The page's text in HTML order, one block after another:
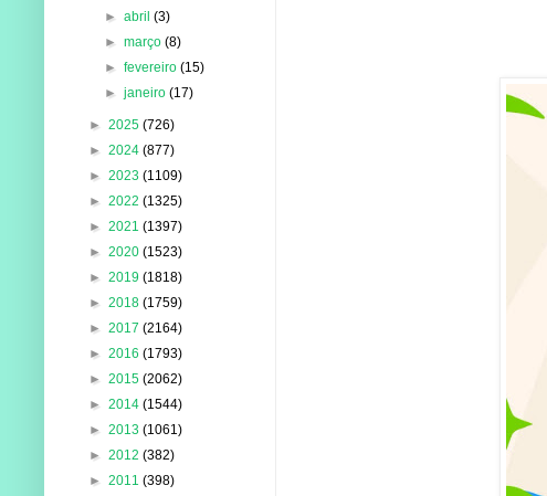
►abril(3)
►março(8)
►fevereiro(15)
►janeiro(17)
► 2025 (726)
► 2024 (877)
► 2023 (1109)
► 2022 (1325)
► 2021 (1397)
► 2020 (1523)
► 2019 (1818)
► 2018 (1759)
► 2017 (2164)
► 2016 (1793)
► 2015 (2062)
► 2014 (1544)
► 2013 (1061)
► 2012 (382)
► 2011 (398)